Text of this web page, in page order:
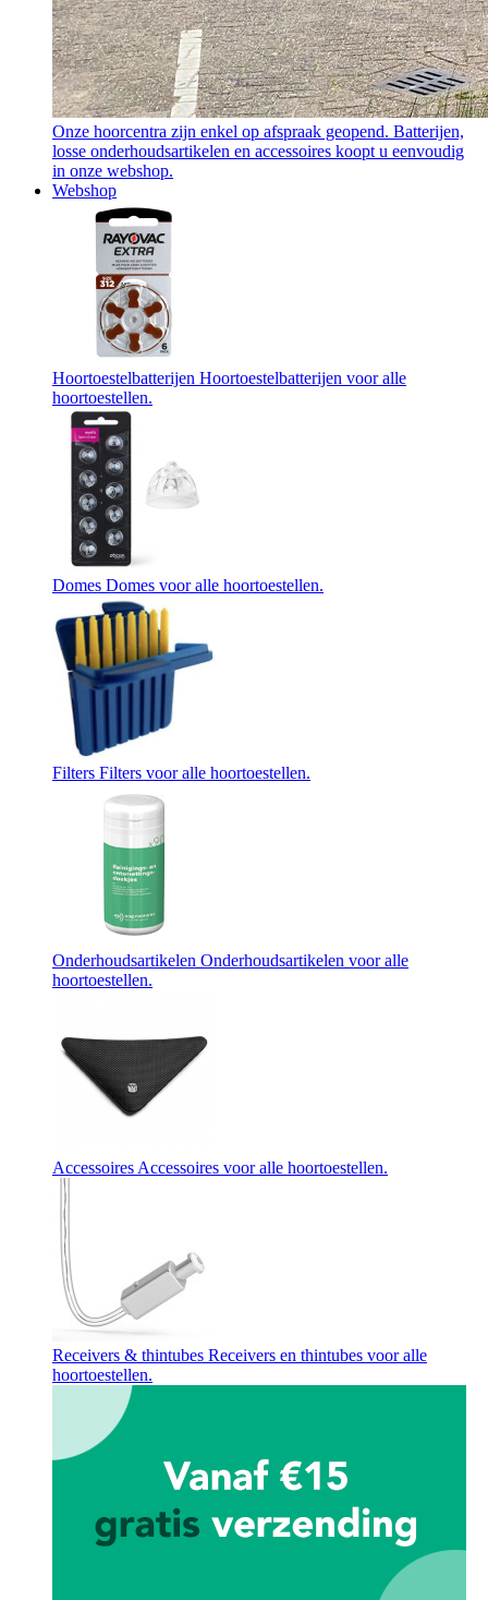
Onze hoorcentra zijn enkel op afspraak geopend. Batterijen,
losse onderhoudsartikelen en accessoires koopt u eenvoudig
in onze webshop.
Webshop
Hoortoestelbatterijen Hoortoestelbatterijen voor alle
hoortoestellen.
Domes Domes voor alle hoortoestellen.
Filters Filters voor alle hoortoestellen.
Onderhoudsartikelen Onderhoudsartikelen voor alle
hoortoestellen.
AccessoiresAccessoires voor alle hoortoestellen.
Receivers & thintubes Receivers en thintubes voor alle
hoortoestellen.